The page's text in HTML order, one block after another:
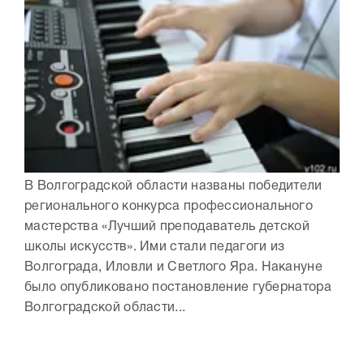
В Волгоградской области названы победители
регионального конкурса профессионального
мастерства «Лучший преподаватель детской
школы искусств». Ими стали педагоги из
Волгограда, Иловли и Светлого Яра. Накануне
было опубликовано постановление губернатора
Волгоградской области...